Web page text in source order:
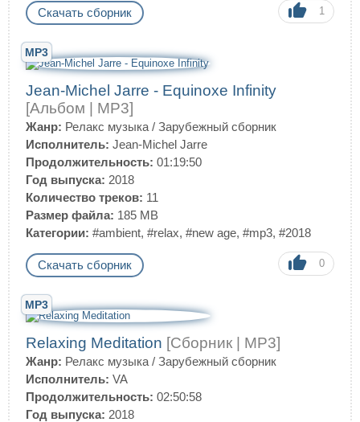
Скачать сборник 1
MP3
Jean-Michel Jarre - Equinoxe Infinity
[Альбом | MP3]
Жанр: Релакс музыка / Зарубежный сборник
Исполнитель: Jean-Michel Jarre
Продолжительность: 01:19:50
Год выпуска: 2018
Количество треков: 11
Размер файла: 185 MB
Категории: #ambient, #relax, #new age, #mp3, #2018
Скачать сборник 0
MP3
Relaxing Meditation [Сборник | MP3]
Жанр: Релакс музыка / Зарубежный сборник
Исполнитель: VA
Продолжительность: 02:50:58
Год выпуска: 2018